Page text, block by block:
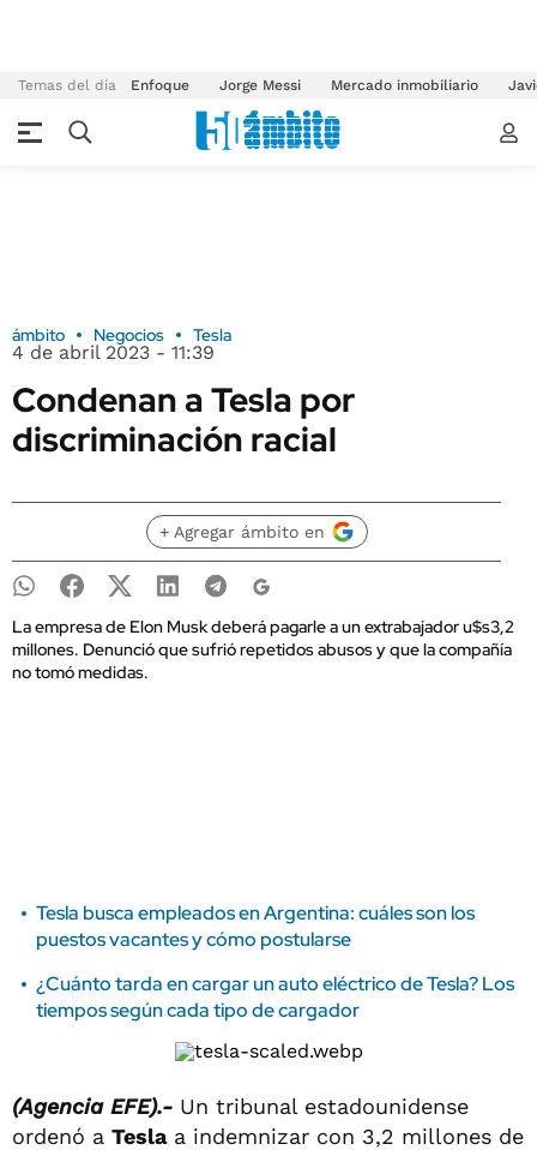
Temas del día Enfoque Jorge Messi Mercado inmobiliario
ámbito Negocios Tesla
4 de abril 2023 - 11:39
Condenan a Tesla por
discriminación racial
+ Agregar ámbito en
La empresa de Elon Musk deberá pagarle a un extrabajador u$s3,2
millones. Denunció que sufrió repetidos abusos y que la compañía
no tomó medidas.
Tesla busca empleados en Argentina: cuáles son los
puestos vacantes y cómo postularse
¿Cuánto tarda en cargar un auto eléctrico de Tesla? Los
tiempos según cada tipo de cargador
(Agencia EFE).- Un tribunal estadounidense
ordenó a Teslaa indemnizar con 3,2 millones de